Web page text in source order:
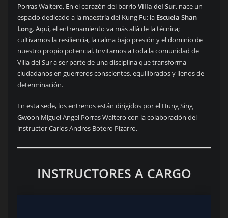
Porras Waltero. En el corazón del barrio Villa del Sur, nace un
espacio dedicado a la maestría del Kung Fu: la Escuela Shan
Long. Aquí, el entrenamiento va más allá de la técnica;
cultivamos la resiliencia, la calma bajo presión y el dominio de
nuestro propio potencial. Invitamos a toda la comunidad de
Villa del Sur a ser parte de una disciplina que transforma
ciudadanos en guerreros conscientes, equilibrados y llenos de
determinación.
En esta sede, los entrenos están dirigidos por el Hung Sing
Gwoon Miguel Angel Porras Waltero con la colaboración del
instructor Carlos Andres Botero Pizarro.
INSTRUCTORES A CARGO